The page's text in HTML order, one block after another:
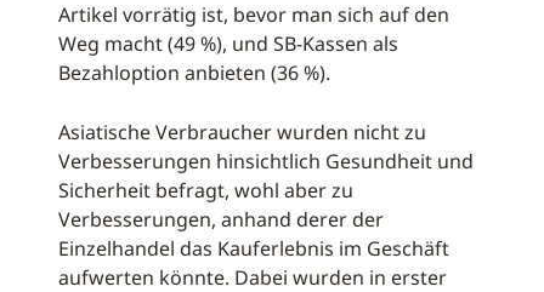
Artikel vorrätig ist, bevor man sich auf den
Weg macht (49 %), und SB-Kassen als
Bezahloption anbieten (36 %).
Asiatische Verbraucher wurden nicht zu
Verbesserungen hinsichtlich Gesundheit und
Sicherheit befragt, wohl aber zu
Verbesserungen, anhand derer der
Einzelhandel das Kauferlebnis im Geschäft
aufwerten könnte. Dabei wurden in erster